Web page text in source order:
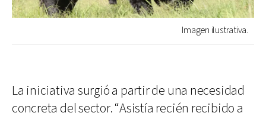
Imagen ilustrativa.
La iniciativa surgió a partir de una necesidad
concreta del sector. “Asistía recién recibido a